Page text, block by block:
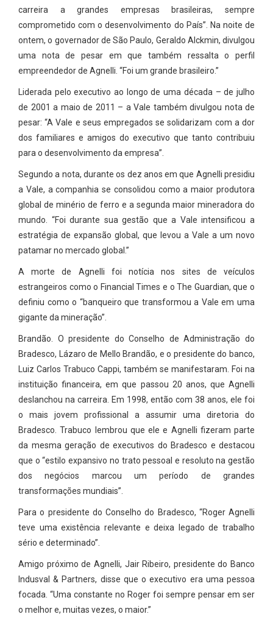
carreira a grandes empresas brasileiras, sempre
comprometido com o desenvolvimento do País”. Na noite de
ontem, o governador de São Paulo, Geraldo Alckmin, divulgou
uma nota de pesar em que também ressalta o perfil
empreendedor de Agnelli. “Foi um grande brasileiro.”
Liderada pelo executivo ao longo de uma década – de julho
de 2001 a maio de 2011 – a Vale também divulgou nota de
pesar: “A Vale e seus empregados se solidarizam com a dor
dos familiares e amigos do executivo que tanto contribuiu
para o desenvolvimento da empresa”.
Segundo a nota, durante os dez anos em que Agnelli presidiu
a Vale, a companhia se consolidou como a maior produtora
global de minério de ferro e a segunda maior mineradora do
mundo. “Foi durante sua gestão que a Vale intensificou a
estratégia de expansão global, que levou a Vale a um novo
patamar no mercado global.”
A morte de Agnelli foi notícia nos sites de veículos
estrangeiros como o Financial Times e o The Guardian, que o
definiu como o “banqueiro que transformou a Vale em uma
gigante da mineração”.
Brandão. O presidente do Conselho de Administração do
Bradesco, Lázaro de Mello Brandão, e o presidente do banco,
Luiz Carlos Trabuco Cappi, também se manifestaram. Foi na
instituição financeira, em que passou 20 anos, que Agnelli
deslanchou na carreira. Em 1998, então com 38 anos, ele foi
o mais jovem profissional a assumir uma diretoria do
Bradesco. Trabuco lembrou que ele e Agnelli fizeram parte
da mesma geração de executivos do Bradesco e destacou
que o “estilo expansivo no trato pessoal e resoluto na gestão
dos negócios marcou um período de grandes
transformações mundiais”.
Para o presidente do Conselho do Bradesco, “Roger Agnelli
teve uma existência relevante e deixa legado de trabalho
sério e determinado”.
Amigo próximo de Agnelli, Jair Ribeiro, presidente do Banco
Indusval & Partners, disse que o executivo era uma pessoa
focada. “Uma constante no Roger foi sempre pensar em ser
o melhor e, muitas vezes, o maior.”